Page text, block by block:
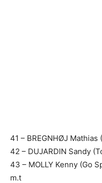
41 – BREGNHØJ
42 – DUJARDIN Sandy
43 – MOLLY Kenny (Go
m.t